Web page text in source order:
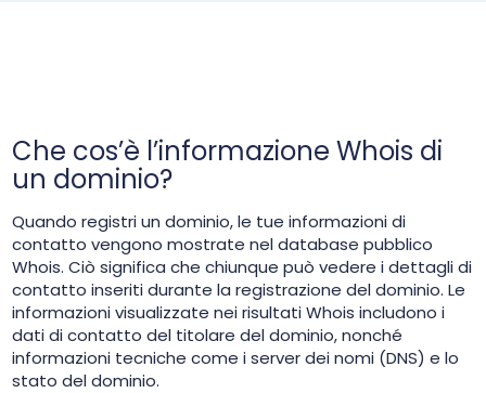
Che cos’è l’informazione Whois di
un dominio?
Quando registri un dominio, le tue informazioni di
contatto vengono mostrate nel database pubblico
Whois. Ciò significa che chiunque può vedere i dettagli di
contatto inseriti durante la registrazione del dominio. Le
informazioni visualizzate nei risultati Whois includono i
dati di contatto del titolare del dominio, nonché
informazioni tecniche come i server dei nomi (DNS) e lo
stato del dominio.